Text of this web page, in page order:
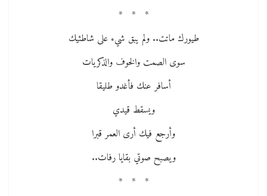
* * *
طيورك ماتت.. ولم يبق شيء على شاطئيك
سوى الصمت والخوف والذكريات
أسافر عنك فأغدو طليقا
ويسقط قيدي
وأرجع فيك أرى العمر قبرا
ويصبح صوتي بقايا رفات..
* * *